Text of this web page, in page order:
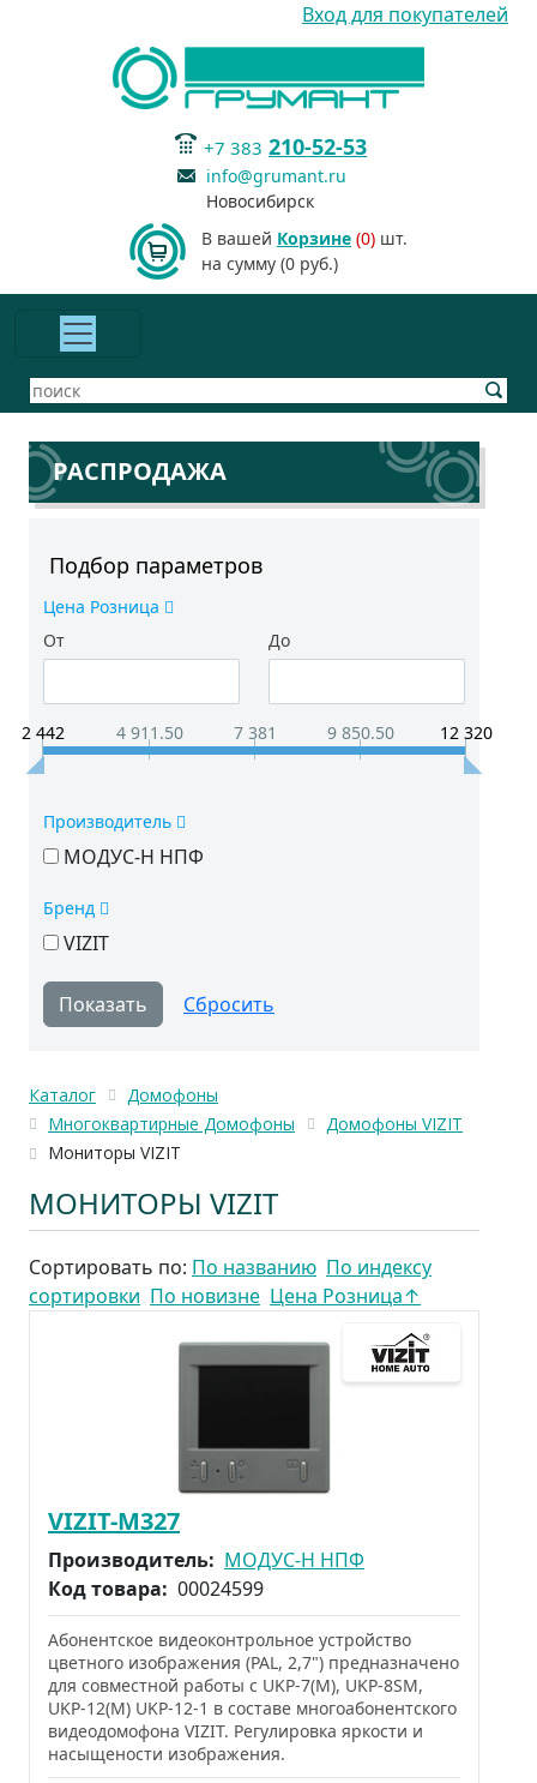
Вход для покупателей
+7 383 210-52-53
info@grumant.ru
Новосибирск
В вашей Корзине (0) шт.
на сумму (0 руб.)
РАСПРОДАЖА
Подбор параметров
Цена Розница
От
До
2 442 4 911.50 7 381 9 850.50 12 320
Производитель
МОДУС-Н НПФ
Бренд
VIZIT
Каталог
Домофоны
Многоквартирные Домофоны
Домофоны VIZIT
Мониторы VIZIT
МОНИТОРЫ VIZIT
Сортировать по: По названию По индексу
сортировки По новизне Цена Розница↑
VIZIT-M327
Производитель: МОДУС-Н НПФ
Код товара: 00024599
Абонентское видеоконтрольное устройство
цветного изображения (PAL, 2,7") предназначено
для совместной работы с UKP-7(M), UKP-8SM,
UKP-12(M) UKP-12-1 в составе многоабонентского
видеодомофона VIZIT. Регулировка яркости и
насыщености изображения.